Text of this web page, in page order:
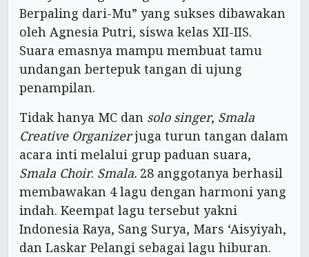
Berpaling dari-Mu” yang sukses dibawakan
oleh Agnesia Putri, siswa kelas XII-IIS.
Suara emasnya mampu membuat tamu
undangan bertepuk tangan di ujung
penampilan.
Tidak hanya MC dan solo singer, Smala
Creative Organizerjuga turun tangan dalam
acara inti melalui grup paduan suara,
Smala Choir. Smala. 28 anggotanya berhasil
membawakan 4 lagu dengan harmoni yang
indah. Keempat lagu tersebut yakni
Indonesia Raya, Sang Surya, Mars ‘Aisyiyah,
dan Laskar Pelangi sebagai lagu hiburan.